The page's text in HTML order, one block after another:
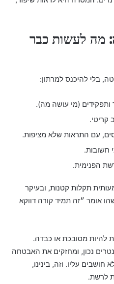
מה לעשות כבר
בלי להיכנס למרתון:
ותפקידים (מי עושה מה).
קריטי.
עם התראות שלא מציפות.
תקלות קטנות, ובעיקר
אומר ״זה תמיד קורה דווקא
להיות מסובכת או כבדה.
נכון, ומחזקים את האבטחה
עליו. וזה, בינינו,
לרשת.